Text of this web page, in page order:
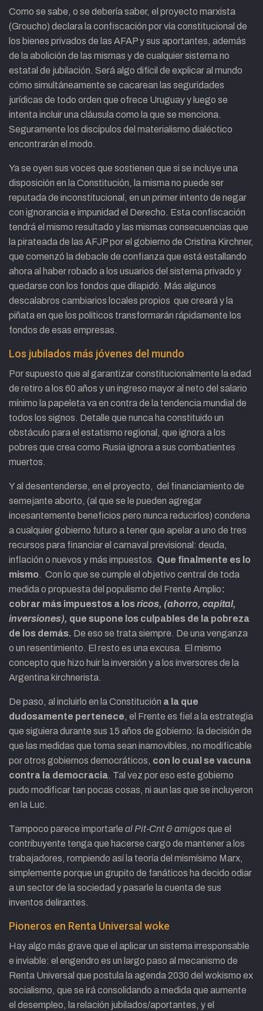
Como se sabe, o se debería saber, el proyecto marxista
(Groucho) declara la confiscación por vía constitucional de
los bienes privados de las AFAP y sus aportantes, además
de la abolición de las mismas y de cualquier sistema no
estatal de jubilación. Será algo difícil de explicar al mundo
cómo simultáneamente se cacarean las seguridades
jurídicas de todo orden que ofrece Uruguay y luego se
intenta incluir una cláusula como la que se menciona.
Seguramente los discípulos del materialismo dialéctico
encontrarán el modo.
Ya se oyen sus voces que sostienen que si se incluye una
disposición en la Constitución, la misma no puede ser
reputada de inconstitucional, en un primer intento de negar
con ignorancia e impunidad el Derecho. Esta confiscación
tendrá el mismo resultado y las mismas consecuencias que
la pirateada de las AFJP por el gobierno de Cristina Kirchner,
que comenzó la debacle de confianza que está estallando
ahora al haber robado a los usuarios del sistema privado y
quedarse con los fondos que dilapidó. Más algunos
descalabros cambiarios locales propios que creará y la
piñata en que los políticos transformarán rápidamente los
fondos de esas empresas.
Los jubilados más jóvenes del mundo
Por supuesto que al garantizar constitucionalmente la edad
de retiro a los 60 años y un ingreso mayor al neto del salario
mínimo la papeleta va en contra de la tendencia mundial de
todos los signos. Detalle que nunca ha constituido un
obstáculo para el estatismo regional, que ignora a los
pobres que crea como Rusia ignora a sus combatientes
muertos.
Y al desentenderse, en el proyecto, del financiamiento de
semejante aborto, (al que se le pueden agregar
incesantemente beneficios pero nunca reducirlos) condena
a cualquier gobierno futuro a tener que apelar a uno de tres
recursos para financiar el carnaval previsional: deuda,
inflación o nuevos y más impuestos. Que finalmente es lo
mismo. Con lo que se cumple el objetivo central de toda
medida o propuesta del populismo del Frente Amplio:
cobrar más impuestos a losricos, (ahorro, capital,
inversiones), que supone los culpables de la pobreza
de los demás. De eso se trata siempre. De una venganza
o un resentimiento. El resto es una excusa. El mismo
concepto que hizo huir la inversión y a los inversores de la
Argentina kirchnerista.
De paso, al incluirlo en la Constitución a la que
dudosamente pertenece, el Frente es fiel a la estrategia
que siguiera durante sus 15 años de gobierno: la decisión de
que las medidas que toma sean inamovibles, no modificable
por otros gobiernos democráticos, con lo cual se vacuna
contra la democracia. Tal vez por eso este gobierno
pudo modificar tan pocas cosas, ni aun las que se incluyeron
en la Luc.
Tampoco parece importarle al Pit-Cnt & amigosque el
contribuyente tenga que hacerse cargo de mantener a los
trabajadores, rompiendo así la teoría del mismísimo Marx,
simplemente porque un grupito de fanáticos ha decido odiar
a un sector de la sociedad y pasarle la cuenta de sus
inventos delirantes.
Pioneros en Renta Universal woke
Hay algo más grave que el aplicar un sistema irresponsable
e inviable: el engendro es un largo paso al mecanismo de
Renta Universal que postula la agenda 2030 del wokismo ex
socialismo, que se irá consolidando a medida que aumente
el desempleo, la relación jubilados/aportantes, y el